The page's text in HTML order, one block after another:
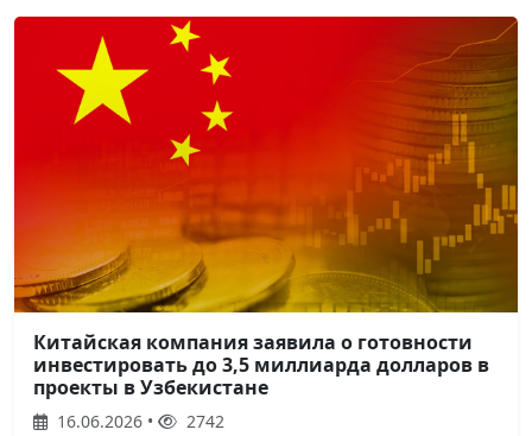
Китайская компания заявила о готовности
инвестировать до 3,5 миллиарда долларов в
проекты в Узбекистане
16.06.2026 • 2742